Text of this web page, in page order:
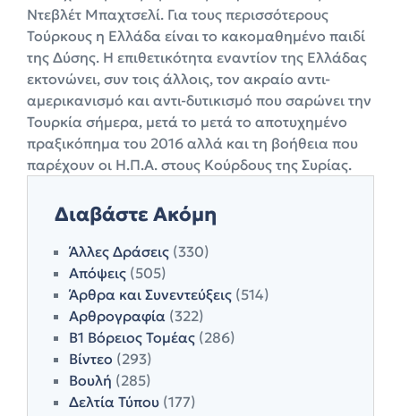
Ντεβλέτ Μπαχτσελί. Για τους περισσότερους
Τούρκους η Ελλάδα είναι το κακομαθημένο παιδί
της Δύσης. Η επιθετικότητα εναντίον της Ελλάδας
εκτονώνει, συν τοις άλλοις, τον ακραίο αντι-
αμερικανισμό και αντι-δυτικισμό που σαρώνει την
Τουρκία σήμερα, μετά το μετά το αποτυχημένο
πραξικόπημα του 2016 αλλά και τη βοήθεια που
παρέχουν οι Η.Π.Α. στους Κούρδους της Συρίας.
Διαβάστε Ακόμη
Άλλες Δράσεις (330)
Απόψεις (505)
Άρθρα και Συνεντεύξεις (514)
Αρθρογραφία (322)
Β1 Βόρειος Τομέας (286)
Βίντεο (293)
Βουλή (285)
Δελτία Τύπου (177)